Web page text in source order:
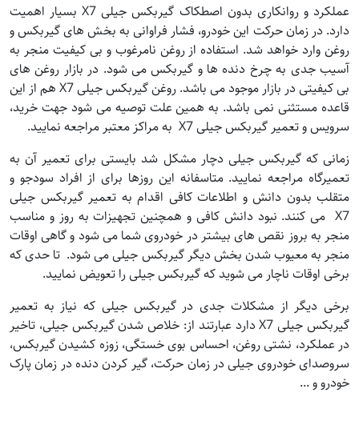
عملکرد و روانکاری بدون اصطکاک گیربکس جیلی X7 بسیار اهمیت
دارد. در زمان حرکت این خودرو، فشار فراوانی به بخش های گیربکس و
روغن وارد خواهد شد. استفاده از روغن نامرغوب و بی کیفیت منجر به
آسیب جدی به چرخ دنده ها و گیربکس می شود. در بازار روغن های
بی کیفیتی در بازار موجود می باشد. روغن گیربکس جیلی X7 هم از این
قاعده مستثنی نمی باشد. به همین علت توصیه می شود جهت خرید،
سرویس و تعمیر گیربکس جیلی X7 به مراکز معتبر مراجعه نمایید.
زمانی که گیربکس جیلی دچار مشکل شد بایستی برای تعمیر آن به
تعمیرگاه مراجعه نمایید. متاسفانه این روزها برای از افراد سودجو و
متقلب بدون دانش و اطلاعات کافی اقدام به تعمیر گیربکس جیلی
X7 می کنند. نبود دانش کافی و همچنین تجهیزات به روز و مناسب
منجر به بروز نقص های بیشتر در خودروی شما می شود و گاهی اوقات
منجر به معیوب شدن بخش دیگر گیربکس جیلی می شود. تا حدی که
برخی اوقات ناچار می شوید که گیربکس جیلی را تعویض نمایید.
برخی دیگر از مشکلات جدی در گیربکس جیلی که نیاز به تعمیر
گیربکس جیلی X7 دارد عبارتند از: خلاص شدن گیربکس جیلی، تاخیر
در عملکرد، نشتی روغن، احساس بوی خستگی، زوزه کشیدن گیربکس،
سروصدای خودروی جیلی در زمان حرکت، گیر کردن دنده در زمان پارک
خودرو و ...